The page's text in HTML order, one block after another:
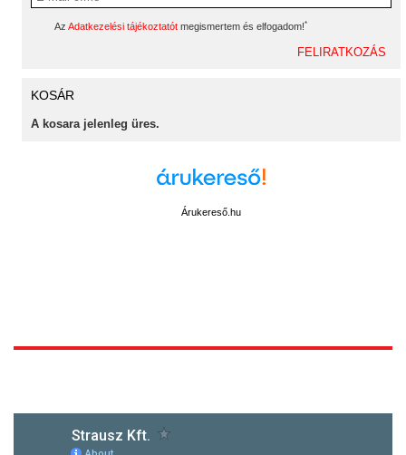
Az Adatkezelési tájékoztatót megismertem és elfogadom!*
KOSÁR
A kosara jelenleg üres.
Árukereső.hu